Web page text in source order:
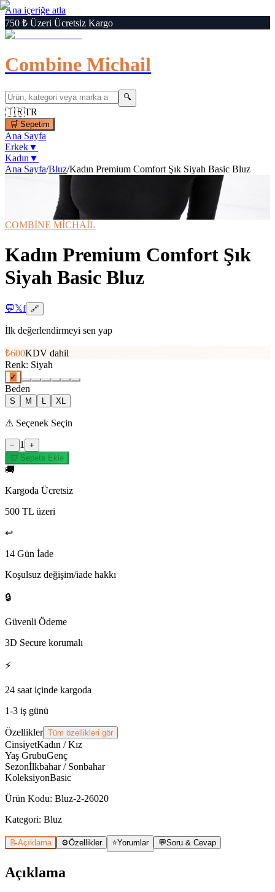
Ana içeriğe atla
750 ₺ Üzeri Ücretsiz Kargo
Combine Michail
🔍
🇹🇷TR
🛒 Sepetim
Ana Sayfa
Erkek▼
Kadın ▼
Ana Sayfa/Bluz/Kadın Premium Comfort Şık Siyah Basic Bluz
🔍 Büyüt
📦 Kargo Bedava ⚡ Hızlı Teslimat
COMBİNE MİCHAİL
Kadın Premium Comfort Şık
Siyah Basic Bluz
💬𝕏f 🔗
İlk değerlendirmeyi sen yap
₺600KDV dahil
Renk: Siyah
✓
Beden
S M XL
⚠ Seçenek Seçin
− 1
+
🛒 Sepete Ekle
🚚
Kargoda Ücretsiz
500 TL üzeri
↩️
14 Gün İade
Koşulsuz değişim/iade hakkı
🔒
Güvenli Ödeme
3D Secure korumalı
⚡
24 saat içinde kargoda
1-3 iş günü
Özellikler Tüm özellikleri gör
CinsiyetKadın / Kız
Yaş GrubuGenç
Sezonİlkbahar / Sonbahar
KoleksiyonBasic
Ürün Kodu: Bluz-2-26020
Kategori: Bluz
📝Açıklama ⚙️Özellikler ⭐Yorumlar 💬Soru & Cevap
Açıklama